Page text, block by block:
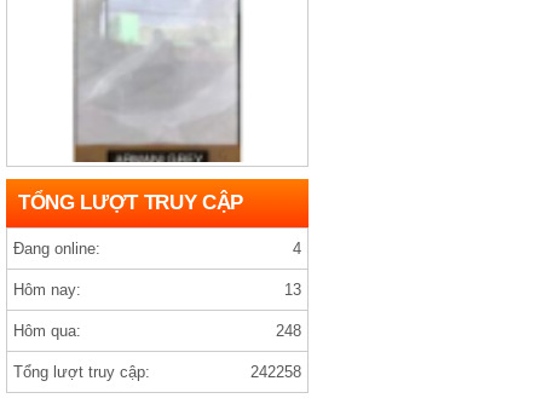
Gạch india 1000×1000 ANVI BIANCO
TỔNG LƯỢT TRUY CẬP
Đang online: 4
Hôm nay: 13
Hôm qua: 248
Tổng lượt truy cập: 242258